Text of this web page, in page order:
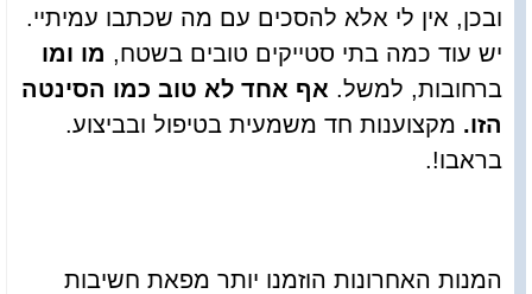
ובכן, אין לי אלא להסכים עם מה שכתבו עמיתיי.
יש עוד כמה בתי סטייקים טובים בשטח, מו ומו
ברחובות, למשל. אף אחד לא טוב כמו הסינטה
הזו. מקצוענות חד משמעית בטיפול ובביצוע.
בראבו!.
המנות האחרונות הוזמנו יותר מפאת חשיבות